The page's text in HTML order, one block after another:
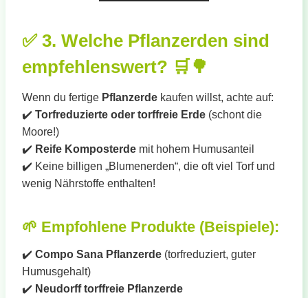
✅ 3. Welche Pflanzerden sind
empfehlenswert? 🛒🌳
Wenn du fertige Pflanzerde kaufen willst, achte auf:
✔️ Torfreduzierte oder torffreie Erde (schont die
Moore!)
✔️ Reife Komposterde mit hohem Humusanteil
✔️ Keine billigen „Blumenerden“, die oft viel Torf und
wenig Nährstoffe enthalten!
🌱 Empfohlene Produkte (Beispiele):
✔️ Compo Sana Pflanzerde (torfreduziert, guter
Humusgehalt)
✔️ Neudorff torffreie Pflanzerde